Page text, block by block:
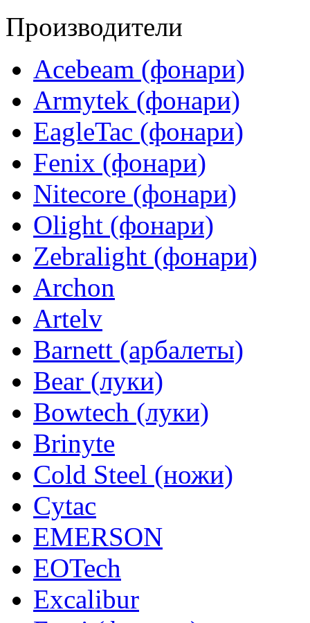
Производители
Acebeam (фонари)
Armytek (фонари)
EagleTac (фонари)
Fenix (фонари)
Nitecore (фонари)
Olight (фонари)
Zebralight (фонари)
Archon
Artelv
Barnett (арбалеты)
Bear (луки)
Bowtech (луки)
Brinyte
Cold Steel (ножи)
Cytac
EMERSON
EOTech
Excalibur